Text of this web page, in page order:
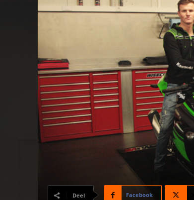
Deel Facebook